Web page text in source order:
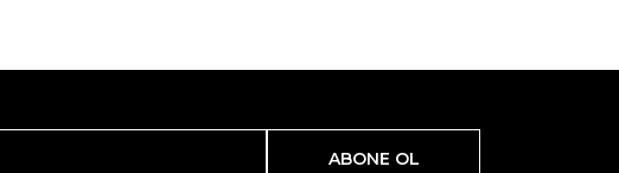
ABONE OL